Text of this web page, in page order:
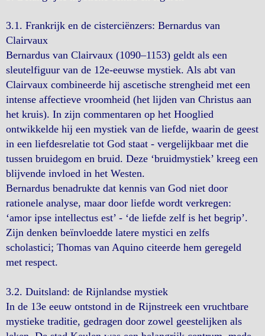
3.1. Frankrijk en de cisterciënzers: Bernardus van
Clairvaux
Bernardus van Clairvaux (1090–1153) geldt als een
sleutelfiguur van de 12e-eeuwse mystiek. Als abt van
Clairvaux combineerde hij ascetische strengheid met een
intense affectieve vroomheid (het lijden van Christus aan
het kruis). In zijn commentaren op het Hooglied
ontwikkelde hij een mystiek van de liefde, waarin de geest
in een liefdesrelatie tot God staat - vergelijkbaar met die
tussen bruidegom en bruid. Deze ‘bruidmystiek’ kreeg een
blijvende invloed in het Westen.
Bernardus benadrukte dat kennis van God niet door
rationele analyse, maar door liefde wordt verkregen:
‘amor ipse intellectus est’ - ‘de liefde zelf is het begrip’.
Zijn denken beïnvloedde latere mystici en zelfs
scholastici; Thomas van Aquino citeerde hem geregeld
met respect.
3.2. Duitsland: de Rijnlandse mystiek
In de 13e eeuw ontstond in de Rijnstreek een vruchtbare
mystieke traditie, gedragen door zowel geestelijken als